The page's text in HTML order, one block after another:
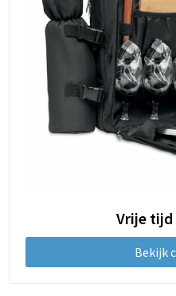
Vrije tijd
Bekijk